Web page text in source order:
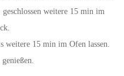
weitere 15 min im
weitere 15 min im Ofen lassen.